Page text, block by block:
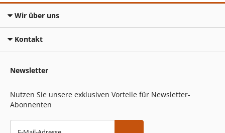
Wir über uns
Kontakt
Newsletter
Nutzen Sie unsere exklusiven Vorteile für Newsletter-
Abonnenten